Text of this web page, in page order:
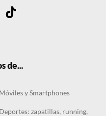
de...
Móviles y Smartphones
Deportes: zapatillas, running,